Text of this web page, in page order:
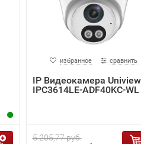
избранное сравнить
IP Видеокамера Uniview
IPC3614LE-ADF40KC-WL
5 205,77 руб.